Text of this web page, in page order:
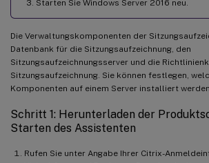
Starten Sie Windows Server 2016 neu.
Die Verwaltungskomponenten der
Datenbank für die Sitzungsaufzeichnung, den
Sitzungsaufzeichnungsserver und die
Sitzungsaufzeichnung. Sie können festlegen,
Komponenten auf einem Server installiert werden.
Schritt 1: Herunterladen der
Starten des Assistenten
Rufen Sie unter Angabe Ihrer Citrix-